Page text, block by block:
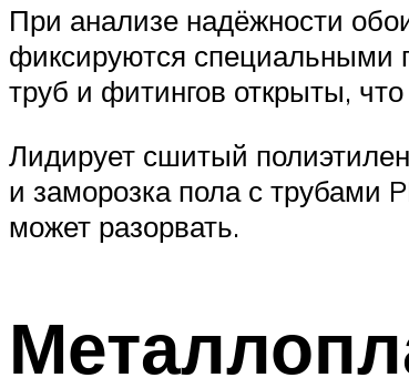
При анализе надёжности
фиксируются специальными
труб и фитингов открыты,
Лидирует сшитый
и заморозка пола с трубами
может разорвать.